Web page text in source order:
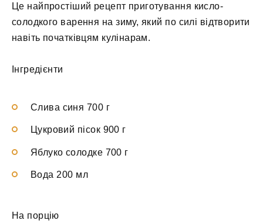
Це найпростіший рецепт приготування кисло-
солодкого варення на зиму, який по силі відтворити
навіть початківцям кулінарам.
Інгредієнти
Слива синя 700 г
Цукровий пісок 900 г
Яблуко солодке 700 г
Вода 200 мл
На порцію